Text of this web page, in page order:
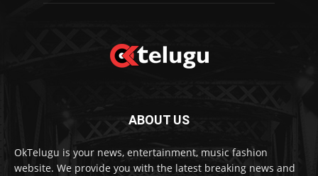
ABOUT US
OkTelugu is your news, entertainment, music fashion
website. We provide you with the latest breaking news and